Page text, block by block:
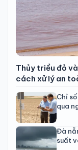
Thủy triều đỏ
cách xử lý an
Chỉ
qua
Đà
suất